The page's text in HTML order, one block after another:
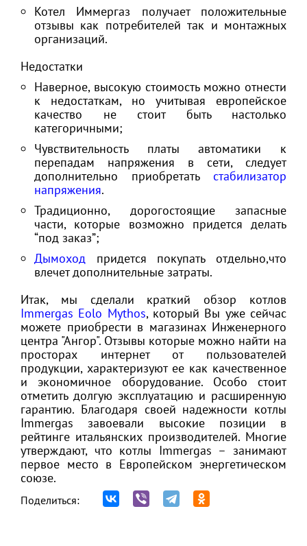
Котел Иммергаз получает положительные
отзывы как потребителей так и монтажных
организаций.
Недостатки
Наверное, высокую стоимость можно отнести
к недостаткам, но учитывая европейское
качество не стоит быть настолько
категоричными;
Чувствительность платы автоматики к
перепадам напряжения в сети, следует
дополнительно приобретать стабилизатор
напряжения.
Традиционно, дорогостоящие запасные
части, которые возможно придется делать
“под заказ”;
Дымоход придется покупать отдельно,что
влечет дополнительные затраты.
Итак, мы сделали краткий обзор котлов
Immergas Eolo Mythos, который Вы уже сейчас
можете приобрести в магазинах Инженерного
центра "Ангор". Отзывы которые можно найти на
просторах интернет от пользователей
продукции, характеризуют ее как качественное
и экономичное оборудование. Особо стоит
отметить долгую эксплуатацию и расширенную
гарантию. Благодаря своей надежности котлы
Immergas завоевали высокие позиции в
рейтинге итальянских производителей. Многие
утверждают, что котлы Immergas – занимают
первое место в Европейском энергетическом
союзе.
Поделиться: